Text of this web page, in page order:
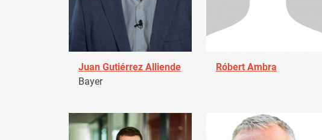
Juan Gutiérrez Alliende
Bayer
Róbert Ambra